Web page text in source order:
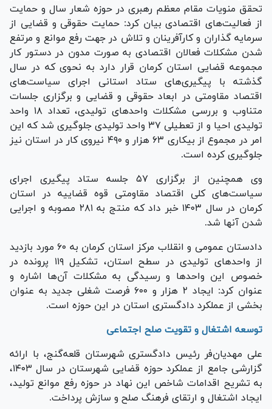
تحقق منویات مقام معظم رهبری در حوزه شعار سال و حمایت
از فعالیت‌های اقتصادی بیان کرد: حمایت حقوقی و قضایی از
سرمایه گذاران و کارآفرینان و تلاش در جهت رفع موانع و مرتفع
شدن مشکلات فعالان اقتصادی به صورت مدون در دستور کار
مجموعه قضایی استان کرمان قرار دارد به نحوی که در سال
گذشته با پیگیری‌های ستاد استانی اجرای سیاست‌های
اقتصاد مقاومتی در ابعاد حقوقی و قضایی و برگزاری جلسات
متناوب و بررسی مشکلات واحد‌های تولیدی، تعداد ١٨ واحد
تولیدی احیا و از تعطیلی ٣٧ واحد تولیدی جلوگیری شد که این
امر در مجموع از بیکاری ۶٣ هزار و ۴٩٠ نیروی کار در استان نیز
جلوگیری کرده است.
وی همچنین از برگزاری ۵٧ جلسه ستاد پیگیری اجرای
سیاست‌های کلی اقتصاد مقاومتی قوه قضاییه در استان
کرمان در سال ١۴٠٣ خبر داد که منتج به ٢٨١ مصوبه و اجرایی
شدن آنها شد.
دادستان عمومی و انقلاب مرکز استان کرمان به ۶٠ مورد بازدید
از واحد‌های تولیدی در سطح استان، تشکیل ١١٩ پرونده در
خصوص این واحد‌ها و رسیدگی به مشکلات آن‌ها اشاره و
عنوان کرد: ایجاد ٢ هزار و ۶٠٠ فرصت شغلی جدید به عنوان
بخشی از عملکرد دادگستری استان در این حوزه است.
توسعه اشتغال و تقویت صلح اجتماعی
علی مهدیان‌فر رئیس دادگستری شهرستان قلعه‌گنج، با ارائه
گزارشی جامع از عملکرد حوزه قضایی شهرستان در سال ۱۴۰۳،
به تشریح اقدامات شاخص این نهاد در حوزه رفع موانع تولید،
ایجاد اشتغال و ارتقای فرهنگ صلح و سازش پرداخت.